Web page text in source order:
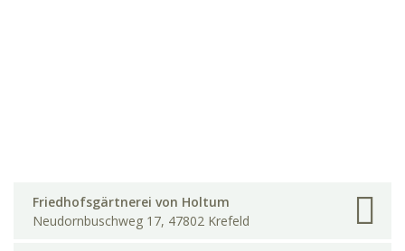
Friedhofsgärtnerei von Holtum
Neudornbuschweg 17, 47802 Krefeld